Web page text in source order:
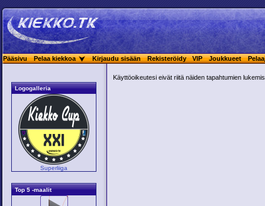
Pääsivu Pelaa kiekkoa Kirjaudu sisään Rekisteröidy VIP Joukkueet
Logogalleria
Superliiga
Top 5 -maalit
Käyttöoikeutesi eivät riitä näiden tapahtumien